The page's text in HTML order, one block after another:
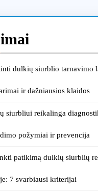
dulkių siurblio tarnavimo
ir dažniausios klaidos
siurbliui reikalinga
požymiai ir prevencija
patikimą dulkių siurblių
7 svarbiausi kriterijai